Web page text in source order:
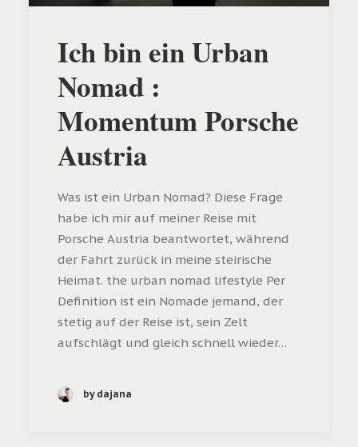
Ich bin ein Urban
Nomad :
Momentum Porsche
Austria
Was ist ein Urban Nomad? Diese Frage
habe ich mir auf meiner Reise mit
Porsche Austria beantwortet, während
der Fahrt zurück in meine steirische
Heimat. the urban nomad lifestyle Per
Definition ist ein Nomade jemand, der
stetig auf der Reise ist, sein Zelt
aufschlägt und gleich schnell wieder…
by dajana